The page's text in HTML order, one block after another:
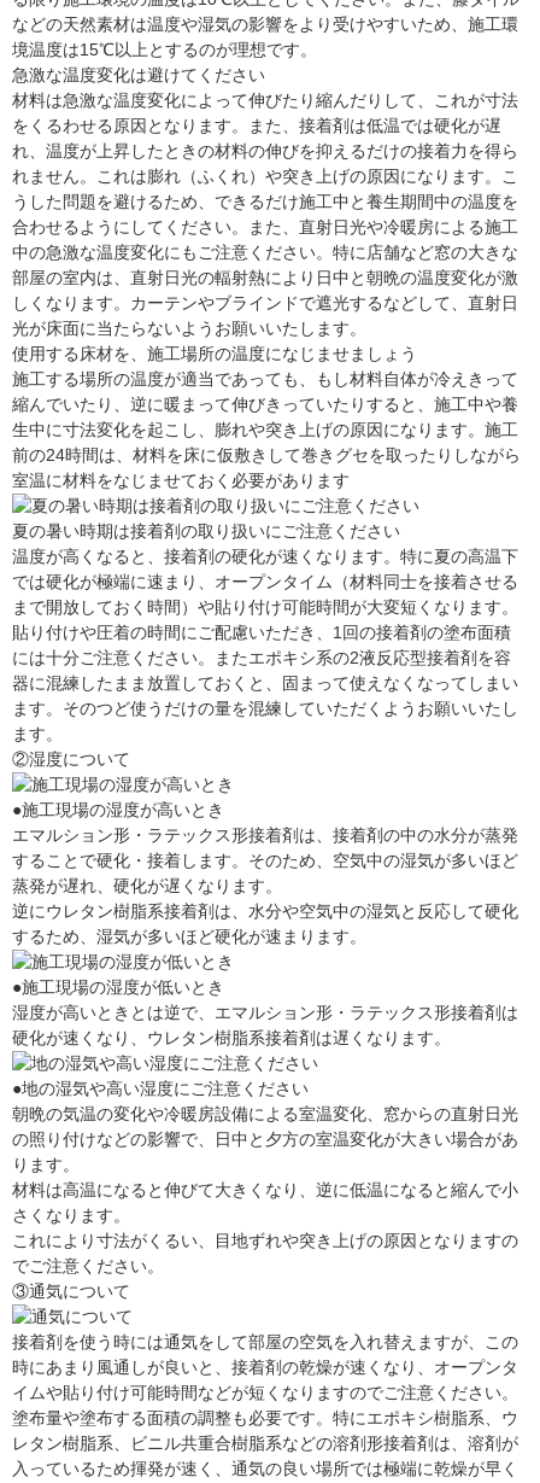
などの天然素材は温度や湿気の影響をより受けやすいため、施工環
境温度は15℃以上とするのが理想です。
急激な温度変化は避けてください
材料は急激な温度変化によって伸びたり縮んだりして、これが寸法
をくるわせる原因となります。また、接着剤は低温では硬化が遅
れ、温度が上昇したときの材料の伸びを抑えるだけの接着力を得ら
れません。これは膨れ（ふくれ）や突き上げの原因になります。こ
うした問題を避けるため、できるだけ施工中と養生期間中の温度を
合わせるようにしてください。また、直射日光や冷暖房による施工
中の急激な温度変化にもご注意ください。特に店舗など窓の大きな
部屋の室内は、直射日光の輻射熱により日中と朝晩の温度変化が激
しくなります。カーテンやブラインドで遮光するなどして、直射日
光が床面に当たらないようお願いいたします。
使用する床材を、施工場所の温度になじませましょう
施工する場所の温度が適当であっても、もし材料自体が冷えきって
縮んでいたり、逆に暖まって伸びきっていたりすると、施工中や養
生中に寸法変化を起こし、膨れや突き上げの原因になります。施工
前の24時間は、材料を床に仮敷きして巻きグセを取ったりしながら
室温に材料をなじませておく必要があります
夏の暑い時期は接着剤の取り扱いにご注意ください
温度が高くなると、接着剤の硬化が速くなります。特に夏の高温下
では硬化が極端に速まり、オープンタイム（材料同士を接着させる
まで開放しておく時間）や貼り付け可能時間が大変短くなります。
貼り付けや圧着の時間にご配慮いただき、1回の接着剤の塗布面積
には十分ご注意ください。またエポキシ系の2液反応型接着剤を容
器に混練したまま放置しておくと、固まって使えなくなってしまい
ます。そのつど使うだけの量を混練していただくようお願いいたし
ます。
②湿度について
●施工現場の湿度が高いとき
エマルション形・ラテックス形接着剤は、接着剤の中の水分が蒸発
することで硬化・接着します。そのため、空気中の湿気が多いほど
蒸発が遅れ、硬化が遅くなります。
逆にウレタン樹脂系接着剤は、水分や空気中の湿気と反応して硬化
するため、湿気が多いほど硬化が速まります。
●施工現場の湿度が低いとき
湿度が高いときとは逆で、エマルション形・ラテックス形接着剤は
硬化が速くなり、ウレタン樹脂系接着剤は遅くなります。
●地の湿気や高い湿度にご注意ください
朝晩の気温の変化や冷暖房設備による室温変化、窓からの直射日光
の照り付けなどの影響で、日中と夕方の室温変化が大きい場合があ
ります。
材料は高温になると伸びて大きくなり、逆に低温になると縮んで小
さくなります。
これにより寸法がくるい、目地ずれや突き上げの原因となりますの
でご注意ください。
③通気について
接着剤を使う時には通気をして部屋の空気を入れ替えますが、この
時にあまり風通しが良いと、接着剤の乾燥が速くなり、オープンタ
イムや貼り付け可能時間などが短くなりますのでご注意ください。
塗布量や塗布する面積の調整も必要です。特にエポキシ樹脂系、ウ
レタン樹脂系、ビニル共重合樹脂系などの溶剤形接着剤は、溶剤が
入っているため揮発が速く、通気の良い場所では極端に乾燥が早く